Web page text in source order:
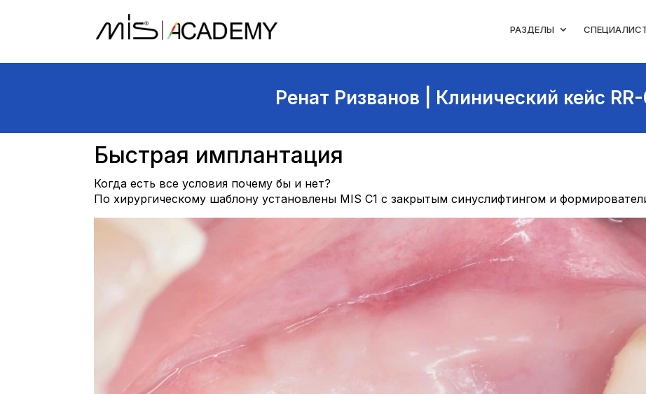
РАЗДЕЛЫ
Ренат Ризванов | Клинический кейс
Быстрая имплантация
Когда есть все условия почему бы и нет?
По хирургическому шаблону установлены MIS C1 с закрытым синуслифтингом и